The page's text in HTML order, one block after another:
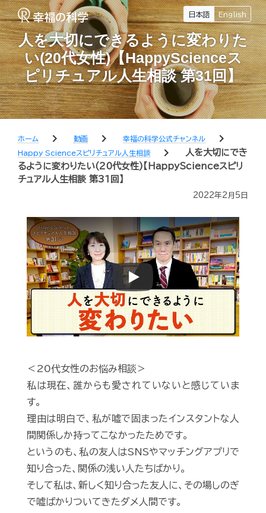
日本語 English
人を大切にできるように変わりた
い(20代女性)【HappyScienceス
ピリチュアル人生相談 第31回】
ホーム chevron_right 動画 chevron_right 幸福の科学公式チャンネル chevron_right
Happy Scienceスピリチュアル人生相談 chevron_right
人を大切にでき
るように変わりたい(20代女性)【HappyScienceスピリ
チュアル人生相談 第31回】
2022年2月5日
Play
＜20代女性のお悩み相談＞
私は現在、誰からも愛されていないと感じていま
す。
理由は明白で、私が嘘で固まったインスタントな人
間関係しか持ってこなかったためです。
というのも、私の友人はSNSやマッチングアプリで
知り合った、関係の浅い人たちばかり。
そして私は、新しく知り合った友人に、その場しのぎ
で嘘ばかりついてきたダメ人間です。